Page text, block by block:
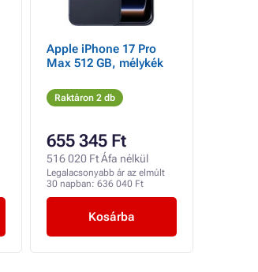
Apple iPhone 17 Pro
Max 512 GB, mélykék
Raktáron 2 db
655 345 Ft
516 020 Ft Áfa nélkül
Legalacsonyabb ár az elmúlt
30 napban: 636 040 Ft
Kosárba